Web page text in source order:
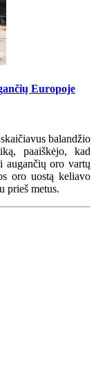
Europoje
balandžio
paaiškėjo, kad
augančių oro vartų
oro uostą keliavo
prieš metus.